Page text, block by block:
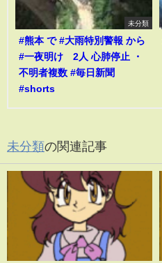
未分類
#熊本 で #大雨特別警報 から
#一夜明け 2人 心肺停止 ・
不明者複数 #毎日新聞
#shorts
未分類の関連記事